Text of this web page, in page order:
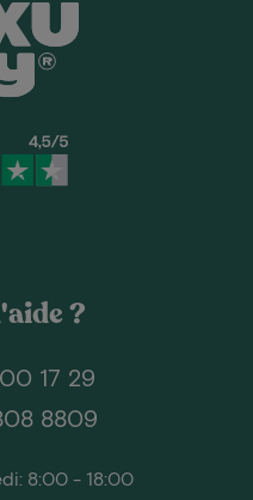
?
17 29
8809
8:00 - 18:00